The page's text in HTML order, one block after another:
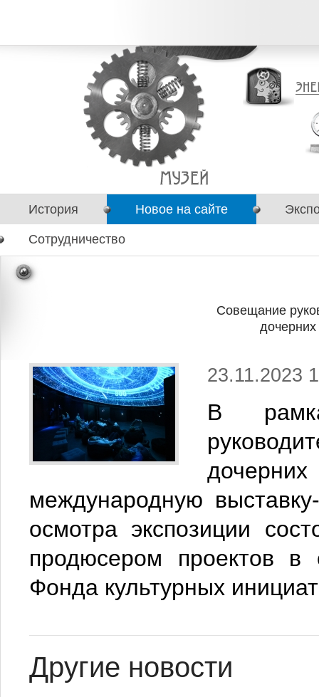
История Новое на сайте
Сотрудничество
Совещание
23.11.2023
В
международную
осмотра экспозиции
продюсером проектов в
Фонда культурных
Другие новости